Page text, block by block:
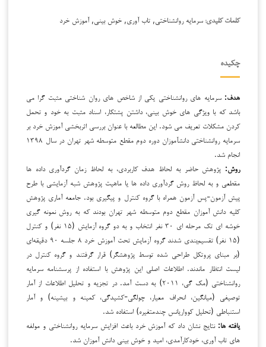
کلمات کلیدی: سرمایه روانشناختی, تاب آوری, خوش بینی, آموزش خرد
چکیده
هدف: سرمایه های روانشناختی یکی از شاخص های روان شناختی مثبت گرا می
باشد که با ویژگی های خوش بینی، داشتن پشتکار، اسناد مثبت به خود و تحمل
کردن مشکلات تعریف می شود. این مطالعه با عنوان بررسی اثربخشی آموزش خرد بر
سرمایه روانشناختی دانش­آموزان دوره دوم مقطع متوسطه شهر تهران در سال ۱۳۹۸
انجام شد.
روش: پژوهش حاضر به لحاظ هدف کاربردی، به لحاظ زمان گردآوری داده ها
مقطعی و به لحاظ روش گردآوری داده ها یا ماهیت پژوهش شبه آزمایشی با طرح
پیش آزمون-پس آزمون همراه با گروه کنترل و پیگیری بود. جامعه آماری پژوهش
کلیه دانش آموزان مقطع دوم متوسطه شهر تهران بودند که به روش نمونه گیری
خوشه ای تک مرحله ای ۳۰ نفر انتخاب و به دو گروه آزمایش (۱۵ نفر) و کنترل
(۱۵ نفر) تقسیم‌بندی شدند گروه آزمایش تحت آموزش خرد ۸ جلسه ۹۰ دقیقه‌ای
(بر مبنای پروتکل طراحی شده توسط پژوهشگر) قرار گرفتند و گروه کنترل در
لیست انتظار ماندند. اطلاعات اصلی این پژوهش با استفاده از پرسشنامه سرمایه
روانشناختی (مک گی، ۲۰۱۱) به دست آمد. در تجزیه و تحلیل اطلاعات از آمار
توصیفی (میانگین، انحراف معیار، چولگی-کشیدگی، کمینه و بیشینه) و آمار
استنباطی (تحلیل کوواریانس چندمتغیره) استفاده شد.
یافته ها: نتایج نشان داد که آموزش خرد باعث افزایش سرمایه روانشناختی و مولفه
های تاب آوری، خودکارآمدی، امید و خوش بینی دانش آموزان شد.